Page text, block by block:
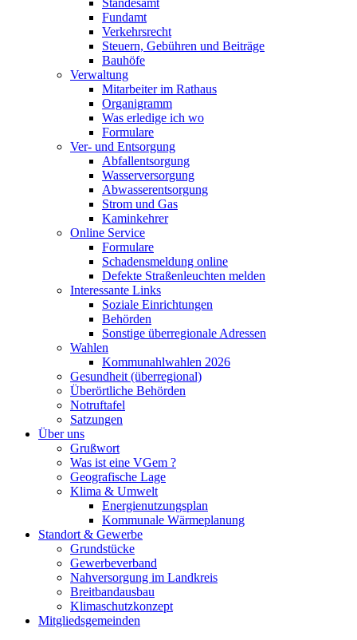
Standesamt
Fundamt
Verkehrsrecht
Steuern, Gebühren und Beiträge
Bauhöfe
Verwaltung
Mitarbeiter im Rathaus
Organigramm
Was erledige ich wo
Formulare
Ver- und Entsorgung
Abfallentsorgung
Wasserversorgung
Abwasserentsorgung
Strom und Gas
Kaminkehrer
Online Service
Formulare
Schadensmeldung online
Defekte Straßenleuchten melden
Interessante Links
Soziale Einrichtungen
Behörden
Sonstige überregionale Adressen
Wahlen
Kommunahlwahlen 2026
Gesundheit (überregional)
Überörtliche Behörden
Notruftafel
Satzungen
Über uns
Grußwort
Was ist eine VGem ?
Geografische Lage
Klima & Umwelt
Energienutzungsplan
Kommunale Wärmeplanung
Standort & Gewerbe
Grundstücke
Gewerbeverband
Nahversorgung im Landkreis
Breitbandausbau
Klimaschutzkonzept
Mitgliedsgemeinden